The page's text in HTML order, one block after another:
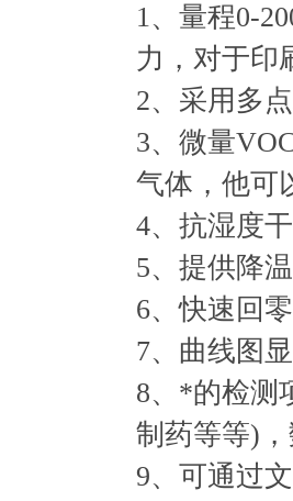
1、量程0-
力，对于印
2、采用多
3、微量
气体，他可
4、抗湿度
5、提供降
6、快速回
7、曲线图
8、*的检测
制药等等)
9、可通过